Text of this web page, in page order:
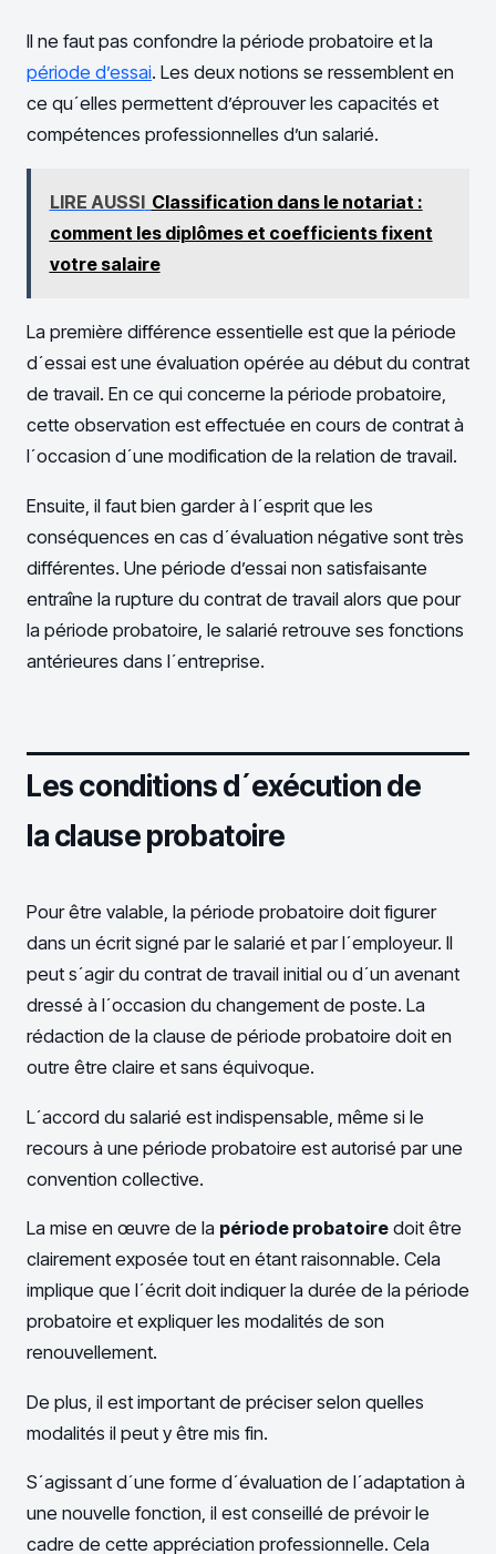
Il ne faut pas confondre la période probatoire et la
période d’essai. Les deux notions se ressemblent en
ce qu´elles permettent d’éprouver les capacités et
compétences professionnelles d’un salarié.
LIRE AUSSI Classification dans le notariat :
comment les diplômes et coefficients fixent
votre salaire
La première différence essentielle est que la période
d´essai est une évaluation opérée au début du contrat
de travail. En ce qui concerne la période probatoire,
cette observation est effectuée en cours de contrat à
l´occasion d´une modification de la relation de travail.
Ensuite, il faut bien garder à l´esprit que les
conséquences en cas d´évaluation négative sont très
différentes. Une période d’essai non satisfaisante
entraîne la rupture du contrat de travail alors que pour
la période probatoire, le salarié retrouve ses fonctions
antérieures dans l´entreprise.
Les conditions d´exécution de
la clause probatoire
Pour être valable, la période probatoire doit figurer
dans un écrit signé par le salarié et par l´employeur. Il
peut s´agir du contrat de travail initial ou d´un avenant
dressé à l´occasion du changement de poste. La
rédaction de la clause de période probatoire doit en
outre être claire et sans équivoque.
L´accord du salarié est indispensable, même si le
recours à une période probatoire est autorisé par une
convention collective.
La mise en œuvre de la période probatoire doit être
clairement exposée tout en étant raisonnable. Cela
implique que l´écrit doit indiquer la durée de la période
probatoire et expliquer les modalités de son
renouvellement.
De plus, il est important de préciser selon quelles
modalités il peut y être mis fin.
S´agissant d´une forme d´évaluation de l´adaptation à
une nouvelle fonction, il est conseillé de prévoir le
cadre de cette appréciation professionnelle. Cela